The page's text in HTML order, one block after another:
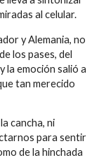
al celular.
y Alemania, no
los pases, del
la emoción salió a
tan merecido
cancha, ni
para sentir
de la hinchada